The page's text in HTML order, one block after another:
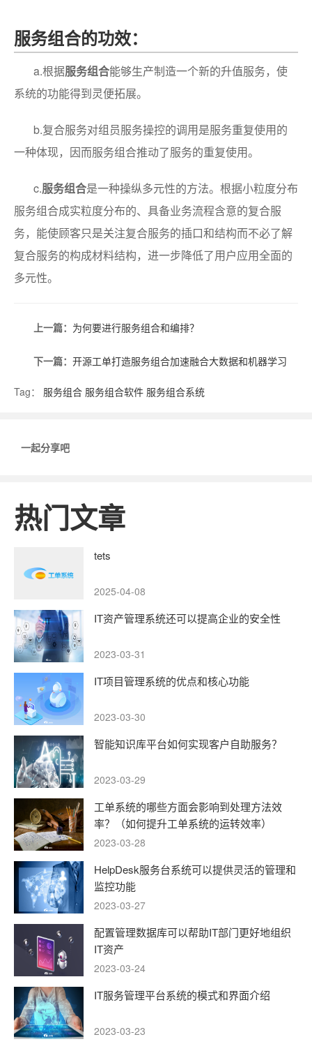
服务组合的功效：
a.根据服务组合能够生产制造一个新的升值服务，使
系统的功能得到灵便拓展。
b.复合服务对组员服务操控的调用是服务重复使用的
一种体现，因而服务组合推动了服务的重复使用。
c.服务组合是一种操纵多元性的方法。根据小粒度分布
服务组合成实粒度分布的、具备业务流程含意的复合服
务，能使顾客只是关注复合服务的插口和结构而不必了解
复合服务的构成材料结构，进一步降低了用户应用全面的
多元性。
上一篇： 为何要进行服务组合和编排？
下一篇： 开源工单打造服务组合加速融合大数据和机器学习
Tag： 服务组合 服务组合软件 服务组合系统
一起分享吧
热门文章
tets
2025-04-08
IT资产管理系统还可以提高企业的安全性
2023-03-31
IT项目管理系统的优点和核心功能
2023-03-30
智能知识库平台如何实现客户自助服务？
2023-03-29
工单系统的哪些方面会影响到处理方法效
率？（如何提升工单系统的运转效率）
2023-03-28
HelpDesk服务台系统可以提供灵活的管理和
监控功能
2023-03-27
配置管理数据库可以帮助IT部门更好地组织
IT资产
2023-03-24
IT服务管理平台系统的模式和界面介绍
2023-03-23